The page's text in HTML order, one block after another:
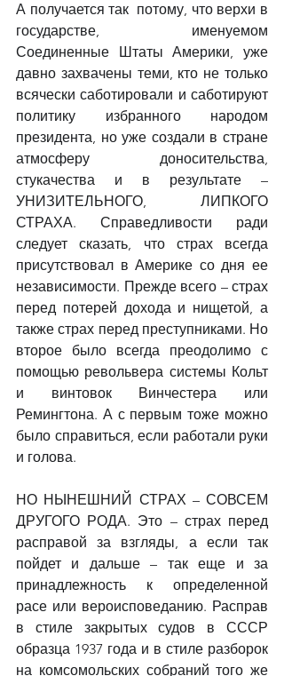
А получается так  потому, что верхи в
государстве, именуемом
Соединенные Штаты Америки, уже
давно захвачены теми, кто не только
всячески саботировали и саботируют
политику избранного народом
президента, но уже создали в стране
атмосферу доносительства,
стукачества и в результате –
УНИЗИТЕЛЬНОГО, ЛИПКОГО
СТРАХА. Справедливости ради
следует сказать, что страх всегда
присутствовал в Америке со дня ее
независимости. Прежде всего – страх
перед потерей дохода и нищетой, а
также страх перед преступниками. Но
второе было всегда преодолимо с
помощью револьвера системы Кольт
и винтовок Винчестера или
Ремингтона. А с первым тоже можно
было справиться, если работали руки
и голова.
НО НЫНЕШНИЙ СТРАХ – СОВСЕМ
ДРУГОГО РОДА. Это – страх перед
расправой за взгляды, а если так
пойдет и дальше – так еще и за
принадлежность к определенной
расе или вероисповеданию. Расправ
в стиле закрытых судов в СССР
образца 1937 года и в стиле разборок
на комсомольских собраний того же